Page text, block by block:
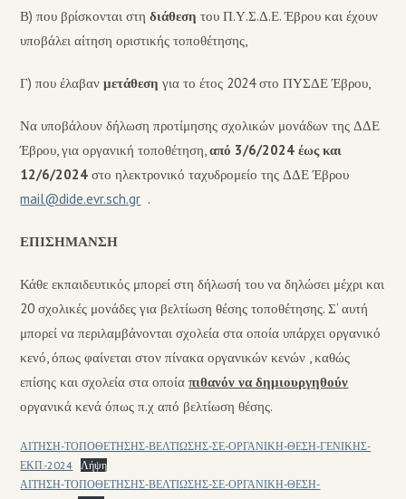
Β) που βρίσκονται στηδιάθεση του Π.Υ.Σ.Δ.Ε. Έβρου και έχουν
υποβάλει αίτηση οριστικής τοποθέτησης,
Γ) που έλαβανμετάθεση για το έτος 2024 στο ΠΥΣΔΕ Έβρου,
Να υποβάλουν δήλωση προτίμησης σχολικών μονάδων της ΔΔΕ
Έβρου, για οργανική τοποθέτηση,από 3/6/2024 έως και
12/6/2024στο ηλεκτρονικό ταχυδρομείο της ΔΔΕ Έβρου
mail@dide.evr.sch.gr .
ΕΠΙΣΗΜΑΝΣΗ
Κάθε εκπαιδευτικός μπορεί στη δήλωσή του να δηλώσει μέχρι και
20 σχολικές μονάδες για βελτίωση θέσης τοποθέτησης. Σ’ αυτή
μπορεί να περιλαμβάνονται σχολεία στα οποία υπάρχει οργανικό
κενό, όπως φαίνεται στον πίνακα οργανικών κενών , καθώς
επίσης και σχολεία στα οποίαπιθανόν να δημιουργηθούν
οργανικά κενά όπως π.χ από βελτίωση θέσης.
ΑΙΤΗΣΗ-ΤΟΠΟΘΕΤΗΣΗΣ-ΒΕΛΤΙΩΣΗΣ-ΣΕ-ΟΡΓΑΝΙΚΗ-ΘΕΣΗ-ΓΕΝΙΚΗΣ-
ΕΚΠ.-2024
Λήψη
ΑΙΤΗΣΗ-ΤΟΠΟΘΕΤΗΣΗΣ-ΒΕΛΤΙΩΣΗΣ-ΣΕ-ΟΡΓΑΝΙΚΗ-ΘΕΣΗ-